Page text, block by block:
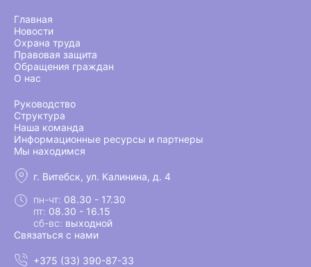
Главная
Новости
Охрана труда
Правовая защита
Обращения граждан
О нас
Руководство
Структура
Наша команда
Информационные ресурсы и партнеры
Мы находимся
г. Витебск, ул. Калинина, д. 4
пн-чт: 08.30 - 17.30
пт: 08.30 - 16.15
сб-вс: выходной
Связаться с нами
+375 (33) 390-87-33